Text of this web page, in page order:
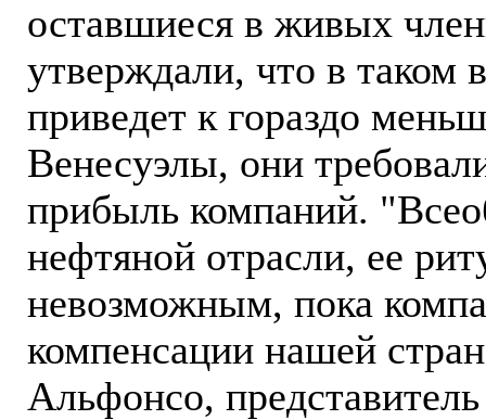
оставшиеся в живых
утверждали, что в таком
приведет к гораздо
Венесуэлы, они
прибыль компаний.
нефтяной отрасли, ее
невозможным, пока
компенсации нашей
Альфонсо,